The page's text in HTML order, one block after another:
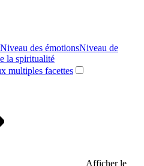
Niveau des émotionsNiveau de
la spiritualité
multiples facettes
Afficher le